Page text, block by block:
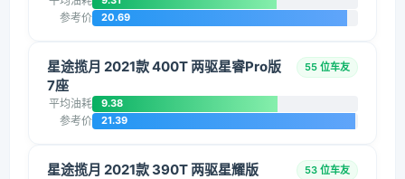
参考价 20.69
星途揽月 2021款 400T 两驱星睿Pro版
7座
55 位车友
平均油耗 9.38
参考价 21.39
星途揽月 2021款 390T 两驱星耀版 53 位车友